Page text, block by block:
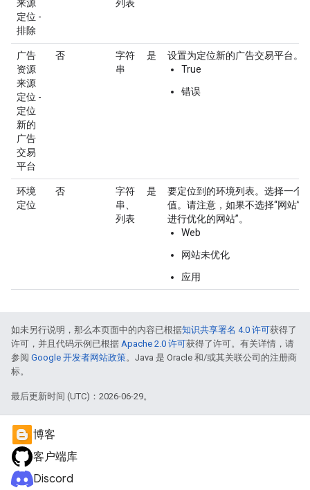
来源
定位 -
排除
列表
广告
资源
来源
定位 -
定位
新的
广告
交易
平台
否
字符
串
是
设置为定位新的广告交易平台。
True
错误
环境
定位
否
字符
串、
列表
是
要定位到的环境列表。选择一个
值。请注意，如果不选择“网站”
进行优化的网站”。
Web
网站未优化
应用
如未另行说明，那么本页面中的内容已根据知识共享署名 4.0 许可获得了
许可，并且代码示例已根据 Apache 2.0 许可获得了许可。有关详情，请
参阅 Google 开发者网站政策。Java 是 Oracle 和/或其关联公司的注册商
标。
最后更新时间 (UTC)：2026-06-29。
博客
客户端库
Discord